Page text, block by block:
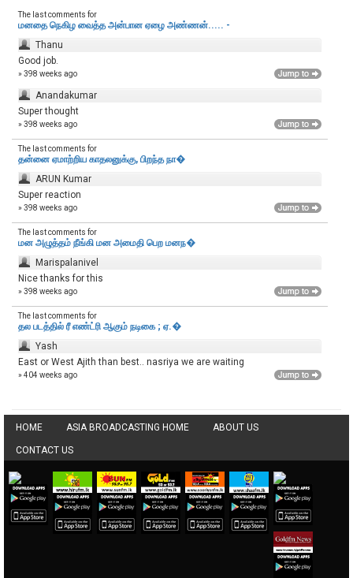
The last comments for
மனதை நெகிழ வைத்த அன்பான ஏழை அண்ணன்..... -
Thanu
Good job.
» 398 weeks ago
Anandakumar
Super thought
» 398 weeks ago
The last comments for
தன்னை ஏமாற்றிய காதலனுக்கு, பிறந்த நா�
ARUN Kumar
Super reaction
» 398 weeks ago
The last comments for
மன அழுத்தம் நீங்கி மன அமைதி பெற‌ மனந�
Marispalanivel
Nice thanks for this
» 398 weeks ago
The last comments for
தல படத்தில் ரீ எண்ட்ரி ஆகும் நடிகை ; ஏ.�
Yash
East or West Ajith than best.. nasriya we are waiting
» 404 weeks ago
HOME ASIA BROADCASTING HOME ABOUT US
CONTACT US